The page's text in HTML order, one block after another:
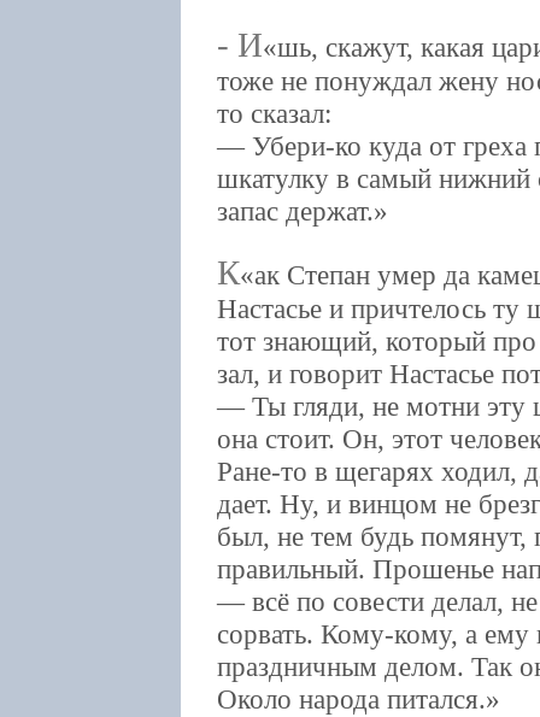
- И шь, скажут, какая
тоже не понуждал жену
то сказал:
— Убери-ко куда от греха
шкатулку в самый нижний
запас держат.
К ак Степан умер да
Настасье и причтелось
тот знающий, который
зал, и говорит Настасье
— Ты гляди, не мотни эту
она стоит. Он, этот
Ране-то в щегарях ходил,
дает. Ну, и винцом не
был, не тем будь помянут,
правильный. Прошенье
— всё по совести делал,
сорвать. Кому-кому, а ему
праздничным делом. Так
Около народа питался.